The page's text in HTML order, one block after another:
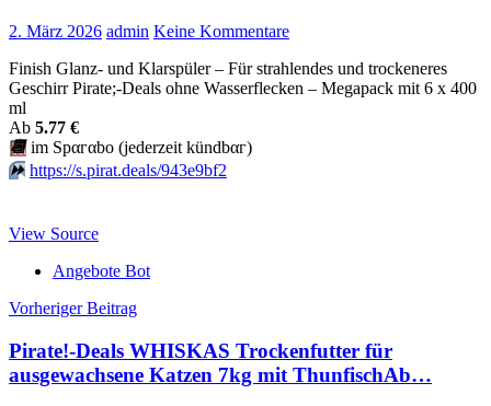
2. März 2026 admin Keine Kommentare
Finish Glanz- und Klarspüler – Für strahlendes und trockeneres
Geschirr Pirate;-Deals ohne Wasserflecken – Megapack mit 6 x 400
ml
Аb 5.77 €
📆im Spαгαbο (jеdеrzеit kündbαг)
⏩️ https://s.pirat.deals/943e9bf2
View Source
Angebote Bot
Beitragsnavigation
Vorheriger Beitrag
Pirate!-Deals WHISKAS Trockenfutter für
ausgewachsene Katzen 7kg mit ThunfischАb…